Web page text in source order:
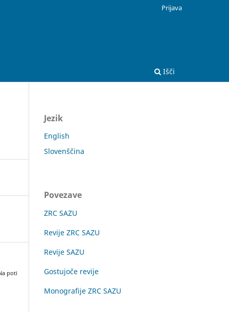
Išči
Prijava
poti
Jezik
English
Slovenščina
Povezave
ZRC SAZU
Revije ZRC SAZU
Revije SAZU
Gostujoče revije
Monografije ZRC SAZU